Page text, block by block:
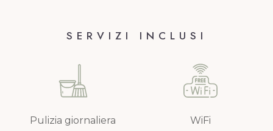
SERVIZI INCLUSI
Pulizia giornaliera WiFi